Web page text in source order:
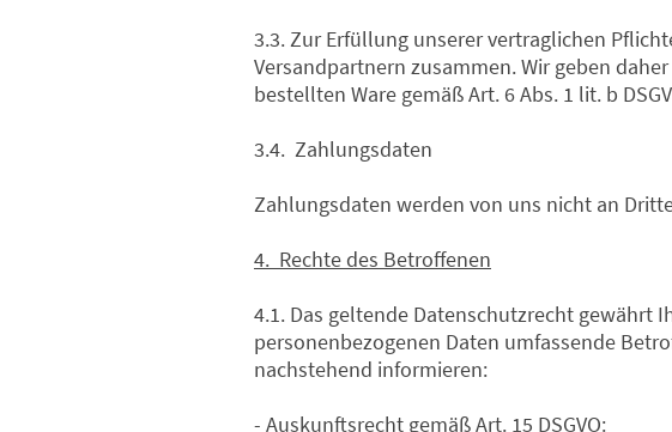
3.3. Zur Erfüllung unserer vertraglichen
Versandpartnern zusammen. Wir geben
bestellten Ware gemäß Art. 6 Abs. 1 lit. b
3.4. Zahlungsdaten
Zahlungsdaten werden von uns nicht an
4. Rechte des Betroffenen
4.1. Das geltende Datenschutzrecht gewährt
personenbezogenen Daten umfassende
nachstehend informieren:
- Auskunftsrecht gemäß Art. 15 DSGVO: